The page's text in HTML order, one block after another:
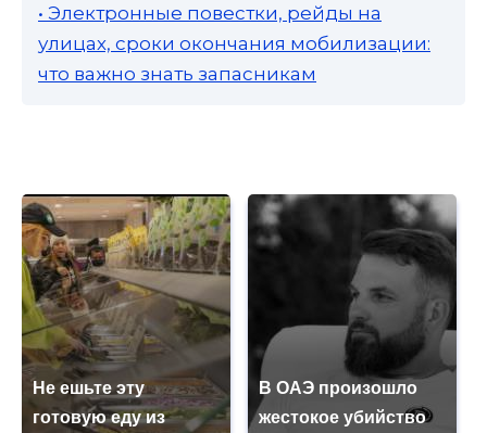
• Электронные повестки, рейды на
улицах, сроки окончания мобилизации:
что важно знать запасникам
Не ешьте эту
готовую еду из
В ОАЭ произошло
жестокое убийство